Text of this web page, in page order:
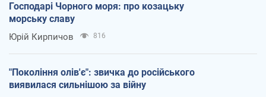
Господарі Чорного моря: про козацьку
морську славу
Юрій Кирпичов 816
"Покоління олів'є": звичка до російського
виявилася сильнішою за війну